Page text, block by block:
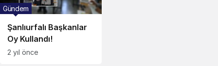
Şanlıurfalı Başkanlar
Oy Kullandı!
Gündem
2 yıl önce